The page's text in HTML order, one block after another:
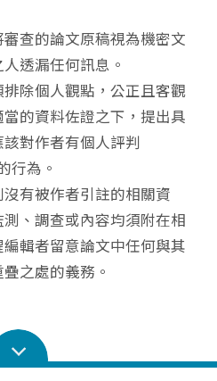
審查的論文原稿視為機密文
透漏任何訊息。
排除個人觀點，公正且客觀
的資料佐證之下，提出具
對作者有個人評判
行為。
有被作者引註的相關資
、調查或內容均須附在相
輯者留意論文中任何與其
之處的義務。